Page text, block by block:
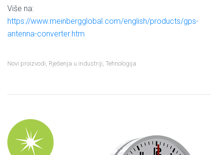
Više na:
https://www.meinbergglobal.com/english/products/gps-
antenna-converter.htm
Novi proizvodi Rješenja u industriji Tehnologija